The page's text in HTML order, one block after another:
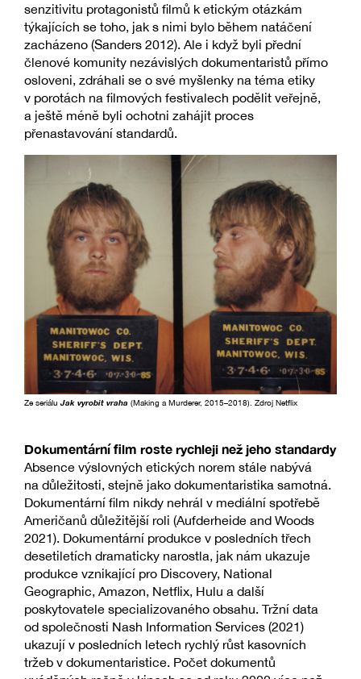
senzitivitu protagonistů filmů k etickým otázkám
týkajících se toho, jak s nimi bylo během natáčení
zacházeno (Sanders 2012). Ale i když byli přední
členové komunity nezávislých dokumentaristů přímo
osloveni, zdráhali se o své myšlenky na téma etiky
v porotách na filmových festivalech podělit veřejně,
a ještě méně byli ochotni zahájit proces
přenastavování standardů.
Ze seriáluJak vyrobit vraha (Making a Murderer, 2015–2018). Zdroj Netflix
Dokumentární film roste rychleji než jeho standardy
Absence výslovných etických norem stále nabývá
na důležitosti, stejně jako dokumentaristika samotná.
Dokumentární film nikdy nehrál v mediální spotřebě
Američanů důležitější roli (Aufderheide and Woods
2021). Dokumentární produkce v posledních třech
desetiletích dramaticky narostla, jak nám ukazuje
produkce vznikající pro Discovery, National
Geographic, Amazon, Netflix, Hulu a další
poskytovatele specializovaného obsahu. Tržní data
od společnosti Nash Information Services (2021)
ukazují v posledních letech rychlý růst kasovních
tržeb v dokumentaristice. Počet dokumentů